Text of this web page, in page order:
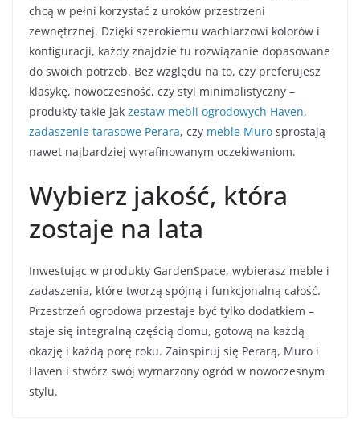
chcą w pełni korzystać z uroków przestrzeni
zewnętrznej. Dzięki szerokiemu wachlarzowi kolorów i
konfiguracji, każdy znajdzie tu rozwiązanie dopasowane
do swoich potrzeb. Bez względu na to, czy preferujesz
klasykę, nowoczesność, czy styl minimalistyczny –
produkty takie jak zestaw mebli ogrodowych Haven,
zadaszenie tarasowe Perara, czy meble Muro sprostają
nawet najbardziej wyrafinowanym oczekiwaniom.
Wybierz jakość, która
zostaje na lata
Inwestując w produkty GardenSpace, wybierasz meble i
zadaszenia, które tworzą spójną i funkcjonalną całość.
Przestrzeń ogrodowa przestaje być tylko dodatkiem –
staje się integralną częścią domu, gotową na każdą
okazję i każdą porę roku. Zainspiruj się Perarą, Muro i
Haven i stwórz swój wymarzony ogród w nowoczesnym
stylu.